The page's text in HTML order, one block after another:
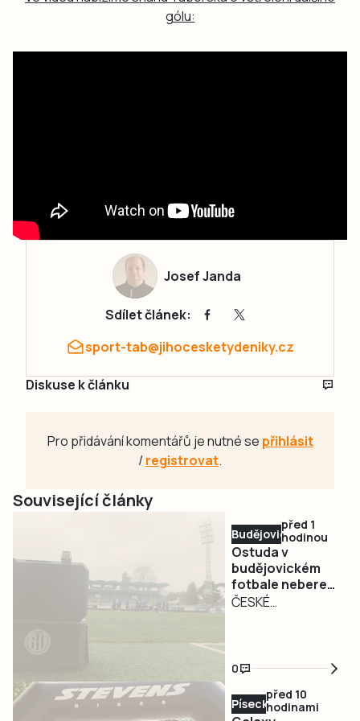
gólu:
Josef Janda
Sdílet článek:
sport-tab@jihocesketydeniky.cz
Diskuse k článku
Pro přidávání komentářů je nutné se přihlásit
/registrovat.
Související články
Budějovicko
před 1
hodinou
Ostuda v
budějovickém
fotbale nebere
konce. Dynamo
ČESKÉ
soutěže SK
Dynamo České
Budějovice
0
Písecko
před 10
hodinami